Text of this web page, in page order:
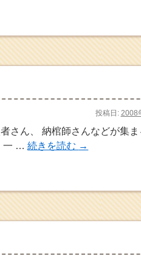
投稿日: 2008
さん、 納棺師さんなどが集ま
一 …続きを読む →